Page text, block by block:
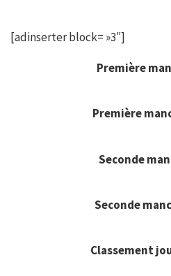
[adinserter block= »3″]
Première
Première
Seconde
Seconde
Classement